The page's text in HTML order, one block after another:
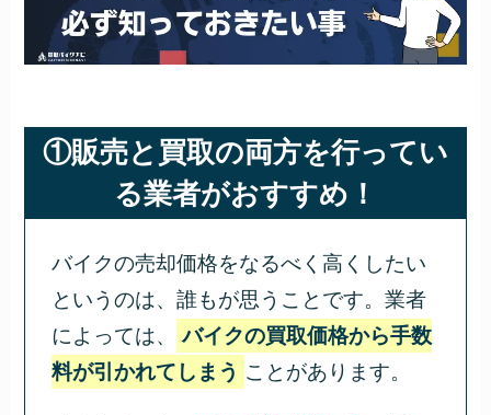
①販売と買取の両方を行ってい
る業者がおすすめ！
バイクの売却価格をなるべく高くしたい
というのは、誰もが思うことです。業者
によっては、
バイクの買取価格から手数
料が引かれてしまう ことがあります。